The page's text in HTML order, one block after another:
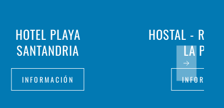
HOTEL PLAYA
SANTANDRIA
INFORMACIÓN
HOSTAL -
LA